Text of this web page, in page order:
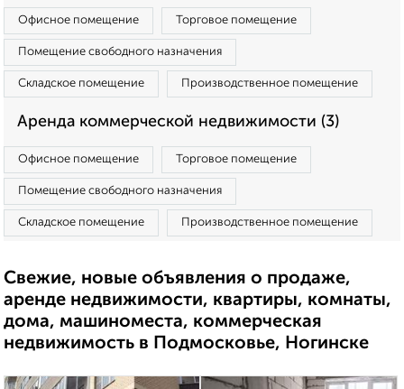
Офисное помещение Торговое помещение
Помещение свободного назначения
Складское помещение Производственное помещение
Аренда коммерческой недвижимости (3)
Офисное помещение Торговое помещение
Помещение свободного назначения
Складское помещение Производственное помещение
Свежие, новые объявления о продаже,
аренде недвижимости, квартиры, комнаты,
дома, машиноместа, коммерческая
недвижимость в Подмосковье, Ногинске